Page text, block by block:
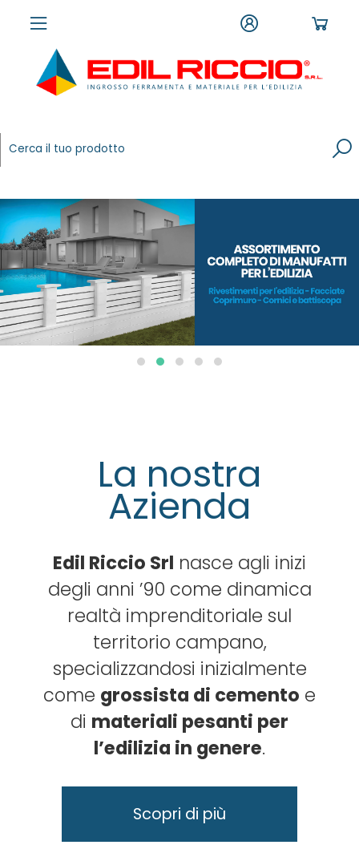
La nostra
Azienda
Edil Riccio Srl nasce agli inizi
degli anni ’90 come dinamica
realtà imprenditoriale sul
territorio campano,
specializzandosi inizialmente
come grossista di cemento e
di materiali pesanti per
l’edilizia in genere.